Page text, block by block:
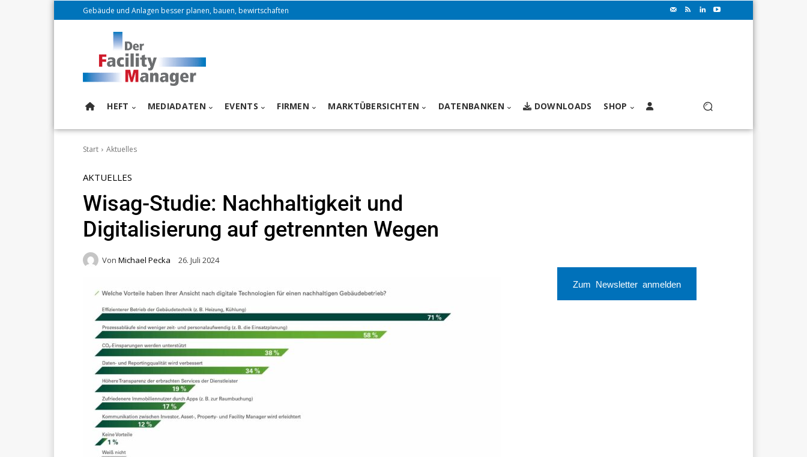
Gebäude und Anlagen besser planen, bauen, bewirtschaften
HEFT MEDIADATEN EVENTS FIRMEN MARKTÜBERSICHTEN DATENBANKEN DOWNLOADS SHOP
Start Aktuelles
AKTUELLES
Wisag-Studie: Nachhaltigkeit und
Digitalisierung auf getrennten Wegen
Von Michael Pecka 26. Juli 2024
Zum Newsletter anmelden